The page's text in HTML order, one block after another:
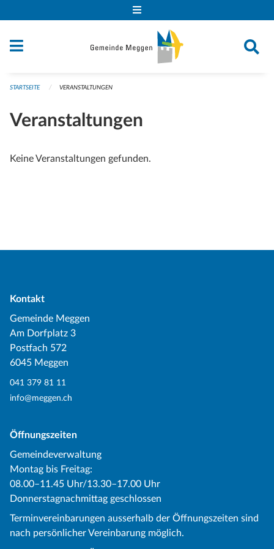
STARTSEITE VERANSTALTUNGEN
Veranstaltungen
Keine Veranstaltungen gefunden.
Kontakt
Gemeinde Meggen
Am Dorfplatz 3
Postfach 572
6045 Meggen
041 379 81 11
info@meggen.ch
Öffnungszeiten
Gemeindeverwaltung
Montag bis Freitag:
08.00–11.45 Uhr/13.30–17.00 Uhr
Donnerstagnachmittag geschlossen
Terminvereinbarungen ausserhalb der Öffnungszeiten sind
nach persönlicher Vereinbarung möglich.